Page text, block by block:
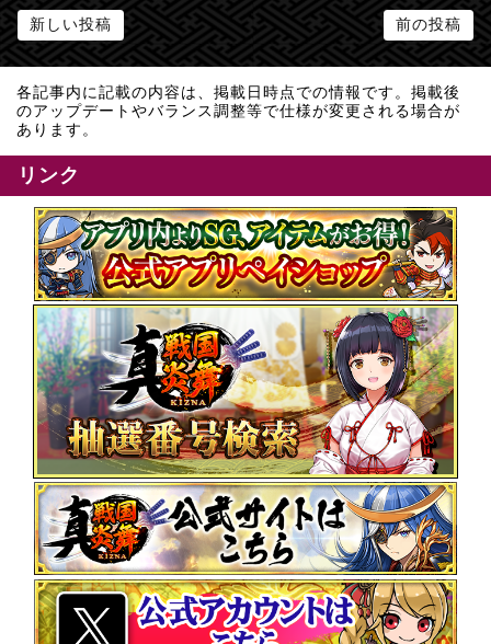
新しい投稿 前の投稿
各記事内に記載の内容は、掲載日時点での情報です。掲載後
のアップデートやバランス調整等で仕様が変更される場合が
あります。
リンク